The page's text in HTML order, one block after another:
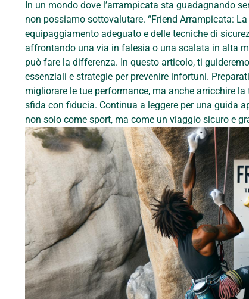
In un mondo dove l’arrampicata sta guadagnando
non possiamo sottovalutare. “Friend Arrampicata:
equipaggiamento adeguato e delle tecniche di
affrontando una via in falesia o una scalata in alta
può fare la differenza. In questo articolo, ti
essenziali e strategie per prevenire infortuni.
migliorare le tue performance, ma anche arricchire
sfida con fiducia. Continua a leggere per una guida
non solo come sport, ma come un viaggio sicuro e